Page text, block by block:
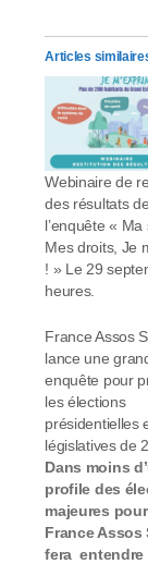
Articles
Webinaire de
des résultats de
l’enquête « Ma
Mes droits, Je
! » Le 29
heures.
France Assos
lance une
enquête pour
les élections
présidentielles
législatives de
Dans moins
profile des
majeures
France Assos
fera entendre